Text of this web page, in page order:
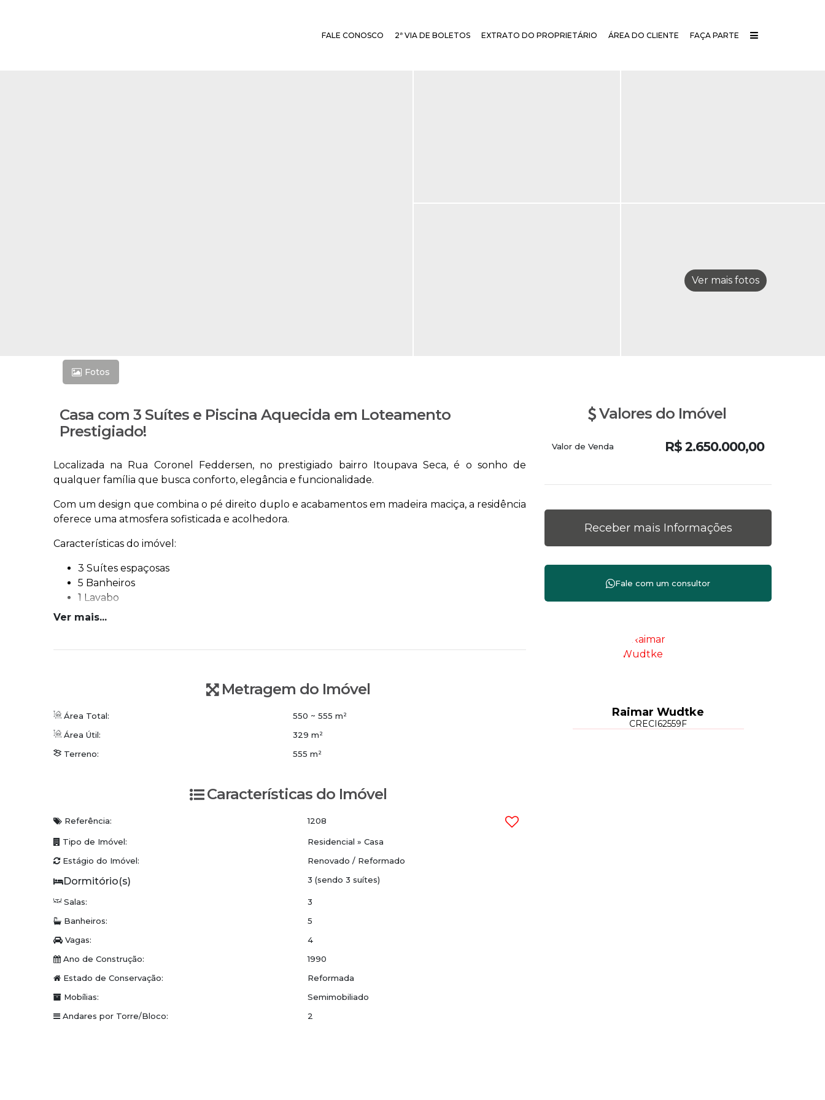
FAÇA PARTE
ÁREA DO CLIENTE
EXTRATO DO PROPRIETÁRIO
2ª VIA DE BOLETOS
FALE CONOSCO
Fotos
Casa com 3 Suítes e Piscina Aquecida em Loteamento
Prestigiado!
Localizada na Rua Coronel Feddersen, no prestigiado bairro Itoupava Seca, é o sonho de
qualquer família que busca conforto, elegância e funcionalidade.
Com um design que combina o pé direito duplo e acabamentos em madeira maciça, a residência
oferece uma atmosfera sofisticada e acolhedora.
Características do imóvel:
3 Suítes espaçosas
5 Banheiros
1 Lavabo
Cozinha moderna com sala de jantar integrada
Ambientes climatizados com ar-condicionado
4 Vagas de garagem e um amplo espaço externo
Não perca a chance de viver em um imóvel que oferece tudo o que você sempre sonhou!
Ficou interessado? Vamos conversar.
Conceito Imobiliária | Viva o Conceito
www.conceitoimobiliaria.com.br
Ver mais...
Metragem do Imóvel
Área Total:
550 ~ 555 m²
Área Útil:
329 m²
Terreno:
555 m²
Características do Imóvel
Referência: 1208
Tipo de Imóvel: Residencial » Casa
Estágio do Imóvel:
Renovado / Reformado
3 (sendo 3 suítes)
Salas:
3
Banheiros:
5
Vagas:
4
Ano de Construção:
1990
Estado de Conservação:
Reformada
Mobílias:
Semimobiliado
Andares por Torre/Bloco:
2
Valores do Imóvel
R$ 2.650.000,00
Valor de Venda
Raimar Wudtke
CRECI62559F